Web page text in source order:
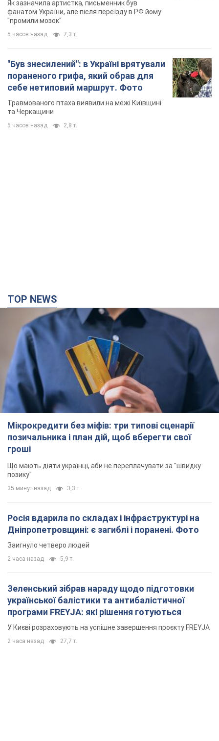
українців
Як зазначила артистка, письменник був
фанатом України, але після переїзду в РФ йому
"промили мозок"
5 часов назад 7,3 т.
"Був знесилений": в Україні врятували
пораненого грифа, який обрав для
себе нетиповий маршрут. Фото
Травмованого птаха виявили на межі Київщині
та Черкащини
5 часов назад 2,8 т.
TOP NEWS
Мікрокредити без міфів: три типові сценарії
позичальника і план дій, щоб вберегти свої
гроші
Що мають діяти українці, аби не переплачувати за "швидку
позику"
35 минут назад 3,3 т.
Росія вдарила по складах і інфраструктурі на
Дніпропетровщині: є загиблі і поранені. Фото
Заигнуло четверо людей
2 часа назад 5,9 т.
Зеленський зібрав нараду щодо підготовки
української балістики та антибалістичної
програми FREYJA: які рішення готуються
У Києві розраховують на успішне завершення проєкту FREYJA
2 часа назад 27,7 т.